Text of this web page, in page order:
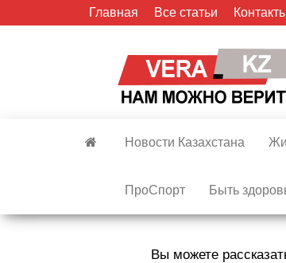
Главная Все статьи
Новости Казахстана
ПроСпорт Быть
Вы можете